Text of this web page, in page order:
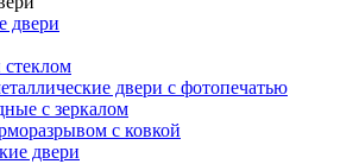
двери
двери с фотопечатью
с зеркалом
с ковкой
двери